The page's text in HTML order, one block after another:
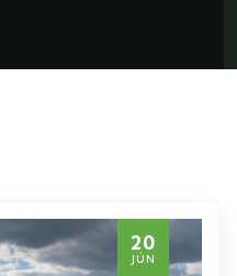
20
JÚN